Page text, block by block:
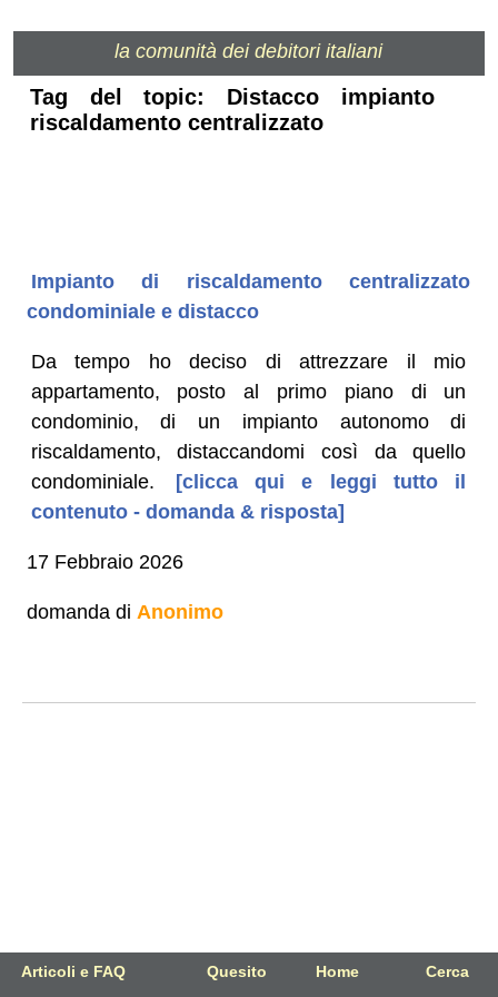
la comunità dei debitori italiani
Articoli e FAQ Quesito Home Cerca
Tag del topic: Distacco impianto
riscaldamento centralizzato
Impianto di riscaldamento centralizzato
condominiale e distacco
Da tempo ho deciso di attrezzare il mio
appartamento, posto al primo piano di un
condominio, di un impianto autonomo di
riscaldamento, distaccandomi così da quello
condominiale.
[clicca qui e leggi tutto il
contenuto - domanda & risposta]
17 Febbraio 2026
domanda di Anonimo